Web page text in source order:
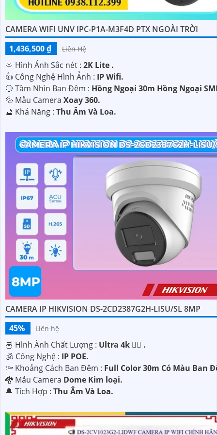
CAMERA WIFI UNV IPC-P1A-M3F4D PTX NGOÀI TRỜI
1,436,500 ₫
Liên Hệ
🔆 Hình Ảnh Sắc nét : 2K Lite .
👍 Công Nghệ Hình Ảnh : IP Wifi.
🔴 Tầm Nhìn Ban Đêm : Hồng Ngoại 30m Hồng Ngoại
💦 Mẫu Camera Xoay 360.
️🔮 Khả Năng : Thu Âm Và Loa.
CAMERA IP HIKVISION DS-2CD2387G2H-LISU/SL 8MP
45%
Liên hệ
🦉 Hình Ành Chất Lượng : Ultra 4k 👍🏾 .
🕉️ Công Nghệ : IP POE.
🔦 Khoảng Cách Ban Đêm : Full Color 30m Có Màu Ban
🐉️ Mẫu Camera Dome Kim loại.
️🔔 Tích Hợp : Thu Âm Và Loa.